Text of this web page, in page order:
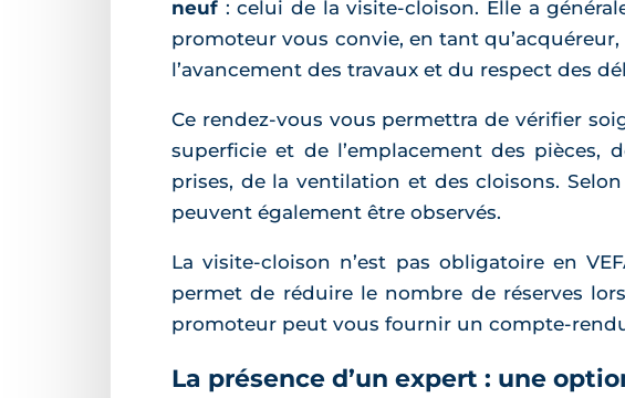
neuf : celui de la visite-cloison. Elle a
promoteur vous convie, en tant
l’avancement des travaux et du respect des
Ce rendez-vous vous permettra de vérifier
superficie et de l’emplacement des pièces,
prises, de la ventilation et des cloisons.
peuvent également être observés.
La visite-cloison n’est pas obligatoire en
permet de réduire le nombre de réserves
promoteur peut vous fournir un compte-
La présence d’un expert : une